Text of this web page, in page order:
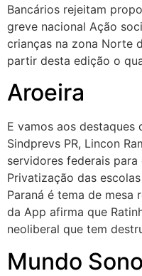
Bancários rejeitam
greve nacional Ação
crianças na zona Norte
partir desta edição o
Aroeira
E vamos aos
Sindprevs PR, Lincon
servidores federais
Privatização das
Paraná é tema de mesa
da App afirma que
neoliberal que tem
Mundo